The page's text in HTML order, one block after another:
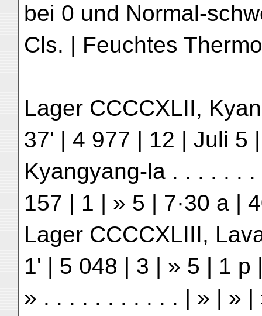
bei 0 und Normal-
Cls. | Feuchtes
Lager CCCCXLII,
37' | 4 977 | 12 | Juli 5
Kyangyang-la . . . . . .
157 | 1 | » 5 | 7·30 a |
Lager CCCCXLIII,
1' | 5 048 | 3 | » 5 | 1 p
» . . . . . . . . . . . | » | » |